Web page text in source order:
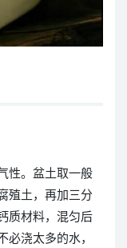
性。盆土取一般
殖土，再加三分
质材料，混匀后
必浇太多的水，